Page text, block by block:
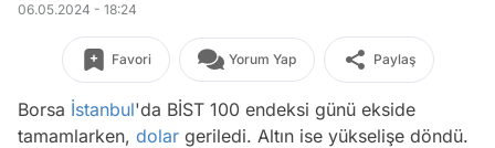
06.05.2024 - 18:24
Favori Yorum Yap Paylaş
Borsa İstanbul'da BİST 100 endeksi günü ekside
tamamlarken, dolar geriledi. Altın ise yükselişe döndü.